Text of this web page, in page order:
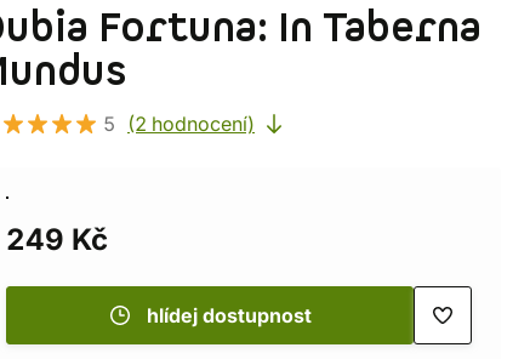
Fortuna: In Taberna
5 (2 hodnocení)
249 Kč
hlídej dostupnost